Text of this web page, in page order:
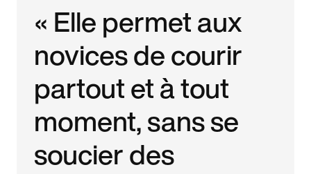
« Elle permet aux
novices de courir
partout et à tout
moment, sans se
soucier des